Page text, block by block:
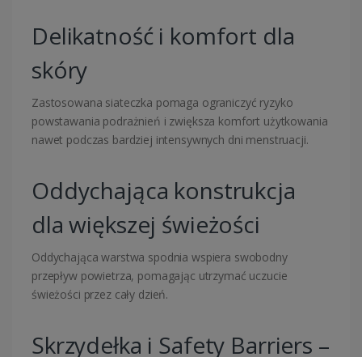
Delikatność i komfort dla
skóry
Zastosowana siateczka pomaga ograniczyć ryzyko
powstawania podrażnień i zwiększa komfort użytkowania
nawet podczas bardziej intensywnych dni menstruacji.
Oddychająca konstrukcja
dla większej świeżości
Oddychająca warstwa spodnia wspiera swobodny
przepływ powietrza, pomagając utrzymać uczucie
świeżości przez cały dzień.
Skrzydełka i Safety Barriers –